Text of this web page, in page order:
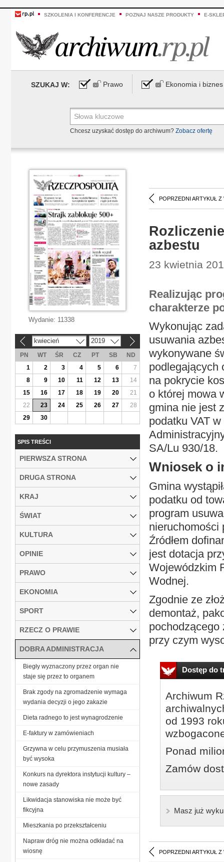
SZKOLENIA I KONFERENCJE POZNAJ NASZE PRODUKTY E-
SZUKAJ W: Prawo Ekonomia i biznes
Chcesz uzyskać dostęp do archiwum? Zobacz ofertę
POPRZEDNI ARTYKUŁ Z
azbestu
23 kwietnia
Realizując
charakterze
Wykonując
usuwania
wykonywane
podlegających
na pokrycie
o której mowa
gmina nie jest
podatku VAT
SA/Lu 930/18.
Wniosek o
Gmina
podatku od
program
nieruchomości
Źródłem
jest dotacja
Wojewódzkim
Wodnej.
Zgodnie ze
demontaż,
pochodzącego
przy czym
Dostęp do
Archiwum
od 1993
Ponad
Zamów
Masz już
POPRZEDNI ARTYKUŁ Z
Wydanie: 11338
kwiecień 2019
PN WT ŚR CZ PT SB
ND
1
2 3 4 5 6
7
8
9 10 11 12 13
14
15
16 17 18 19 20
21
22
23 24 25 26 27
28
29
30
SPIS TREŚCI
PIERWSZA STRONA
DRUGA STRONA
KRAJ
ŚWIAT
KULTURA
OPINIE
PRAWO
EKONOMIA
SPORT
RZECZ O PRAWIE
DOBRA ADMINISTRACJA
Biegły wyznaczony przez organ nie
staje się przez to organem
Brak zgody na zgromadzenie wymaga
wydania decyzji o jego zakazie
Dieta radnego to jest wynagrodzenie
E-faktury w zamówieniach
Grzywna w celu przymuszenia musiała
być wysoka
Konkurs na dyrektora instytucji kultury –
nowe zasady
Likwidacja stanowiska nie może być
fikcyjna
Mieszkania po przekształceniu
Napraw dróg nie można odkładać na
wiosnę